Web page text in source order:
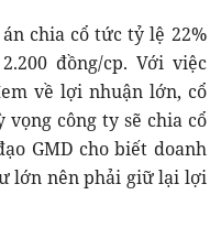
chia cổ tức tỷ lệ 22%
đồng/cp. Với việc
về lợi nhuận lớn, cổ
công ty sẽ chia cổ
GMD cho biết doanh
lớn nên phải giữ lại lợi